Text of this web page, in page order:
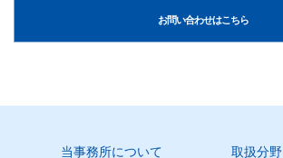
お問い合わせはこちら
当事務所について 取扱分野